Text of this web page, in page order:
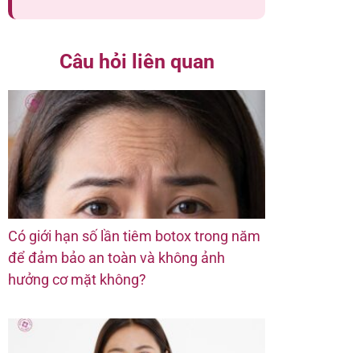
Câu hỏi liên quan
Có giới hạn số lần tiêm botox trong năm
để đảm bảo an toàn và không ảnh
hưởng cơ mặt không?